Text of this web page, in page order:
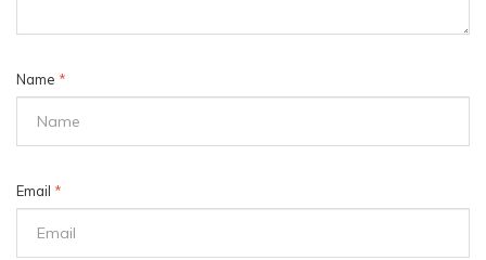
Name *
Email *